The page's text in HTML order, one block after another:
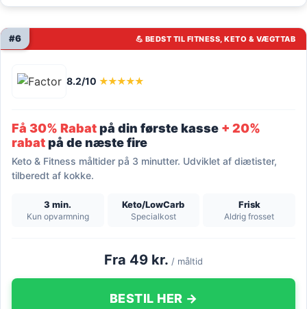
💪 BEDST TIL FITNESS, KETO & VÆGTTAB
#6
8.2/10 ★★★★★
Få 30% Rabatpå din første kasse + 20%
rabatpå de næste fire
Keto & Fitness måltider på 3 minutter. Udviklet af diætister,
tilberedt af kokke.
3 min.
Kun opvarmning
Keto/LowCarb
Specialkost
Frisk
Aldrig frosset
Fra 49 kr. / måltid
BESTIL HER →